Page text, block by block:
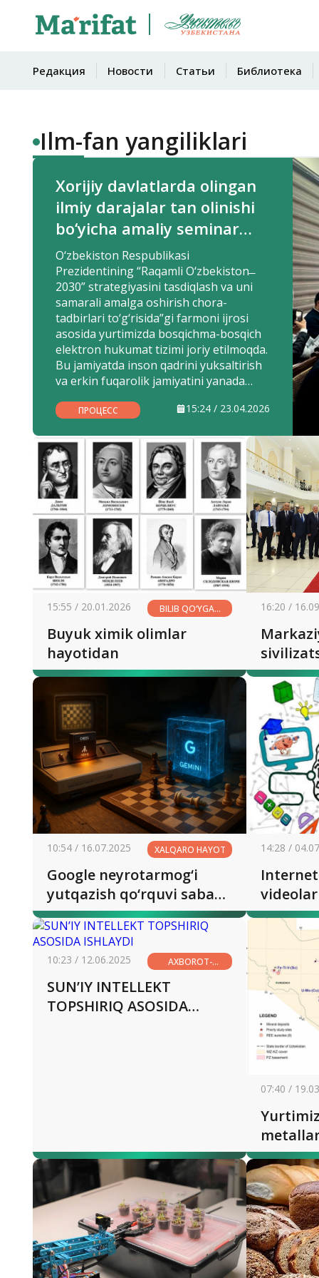
Редакция Новости Статьи Библиотека
Ilm-fan yangiliklari
Xorijiy davlatlarda olingan
ilmiy darajalar tan olinishi
bo‘yicha amaliy seminar
o‘tkazildi
O‘zbekiston Respublikasi
Prezidentining “Raqamli O‘zbekiston ̶
2030” strategiyasini tasdiqlash va uni
samarali amalga oshirish chora-
tadbirlari to‘g‘risida”gi farmoni ijrosi
asosida yurtimizda bosqichma-bosqich
elektron hukumat tizimi joriy etilmoqda.
Bu jamiyatda inson qadrini yuksaltirish
va erkin fuqarolik jamiyatini yanada
qaratilayotganini yaqqol ko‘rsatgan
xizmatlari, ijtimoiy xizmatlar
sohalaridan hech bir murakkabliksiz,
uydan chiqmagan holda foydalanish
imkoniyatiga ega bo‘lmoqda.
ПРОЦЕСС 15:24 / 23.04.2026
15:55 / 20.01.2026
BILIB QO‘YGAN
YAXSHI
Buyuk ximik olimlar
hayotidan
16:20 /
bugun
10:54 / 16.07.2025 XALQARO HAYOT
Google neyrotarmog‘i
yutqazish qo‘rquvi sabab
shaxmat o‘ynashdan bosh
tortdi
14:28 /
10:23 / 12.06.2025
AXBOROT-
KOMMUNIKATSIYA
TEXNOLOGIYALARI
SUN’IY INTELLEKT
TOPSHIRIQ ASOSIDA
07:40 /
kashf